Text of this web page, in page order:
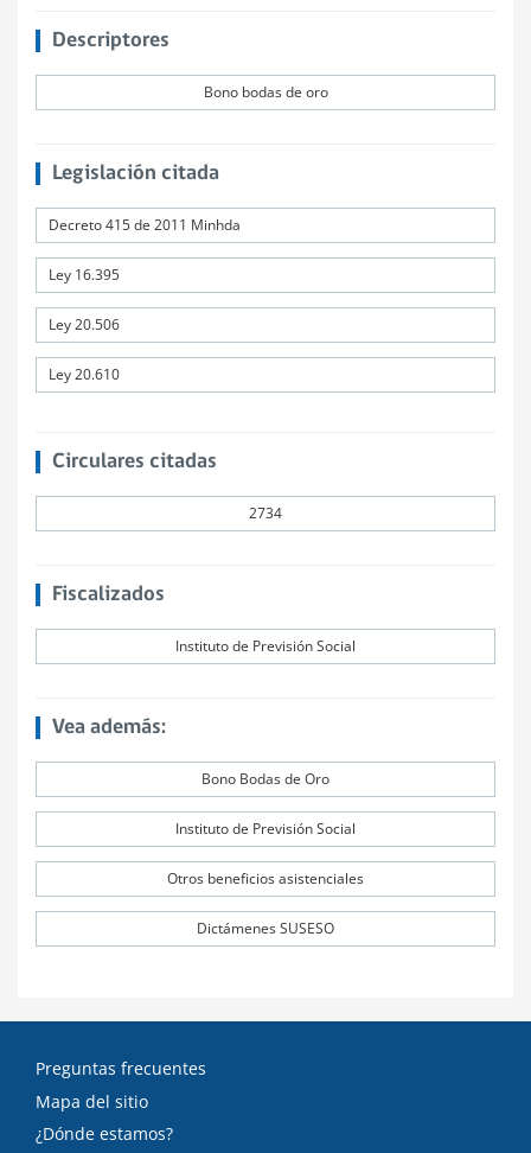
Descriptores
Bono bodas de oro
Legislación citada
Decreto 415 de 2011 Minhda
Ley 16.395
Ley 20.506
Ley 20.610
Circulares citadas
2734
Fiscalizados
Instituto de Previsión Social
Vea además:
Bono Bodas de Oro
Instituto de Previsión Social
Otros beneficios asistenciales
Dictámenes SUSESO
Preguntas frecuentes
Mapa del sitio
¿Dónde estamos?